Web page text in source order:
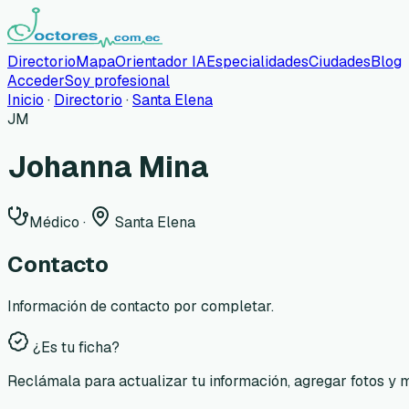
DirectorioMapaOrientador IAEspecialidadesCiudadesBlog
AccederSoy profesional
Inicio · Directorio ·Santa Elena
JM
Johanna Mina
Médico · Santa Elena
Contacto
Información de contacto por completar.
¿Es tu ficha?
Reclámala para actualizar tu información, agregar fotos y